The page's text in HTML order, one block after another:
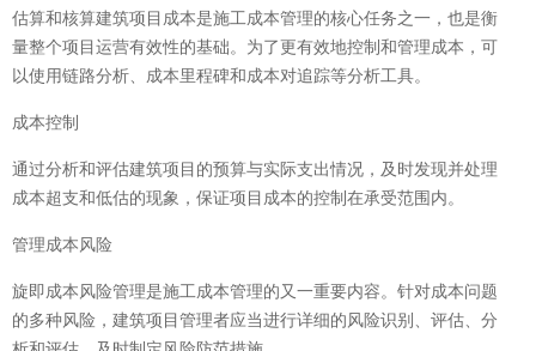
估算和核算建筑项目成本是施工成本管理的核心任务之一，也是衡
量整个项目运营有效性的基础。为了更有效地控制和管理成本，可
以使用链路分析、成本里程碑和成本对追踪等分析工具。
成本控制
通过分析和评估建筑项目的预算与实际支出情况，及时发现并处理
成本超支和低估的现象，保证项目成本的控制在承受范围内。
管理成本风险
旋即成本风险管理是施工成本管理的又一重要内容。针对成本问题
的多种风险，建筑项目管理者应当进行详细的风险识别、评估、分